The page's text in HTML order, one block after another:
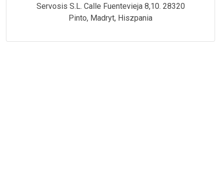
Servosis S.L. Calle Fuentevieja 8,10. 28320
Pinto, Madryt, Hiszpania